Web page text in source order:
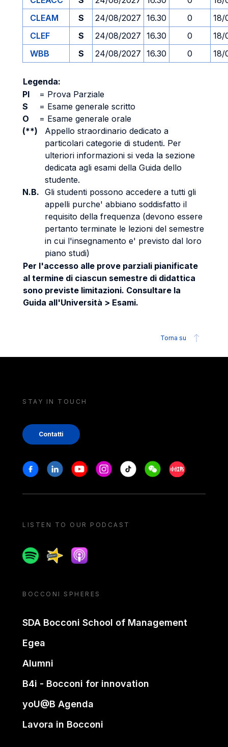
CLEAM
S 24/08/2027 16.30 0
18/
CLEF
S 24/08/2027 16.30 0
18/
WBB
S 24/08/2027 16.30 0 18/
Legenda:
PI
= Prova Parziale
S
= Esame generale scritto
O
= Esame generale orale
(**)
Appello straordinario dedicato a
particolari categorie di studenti. Per
ulteriori informazioni si veda la sezione
dedicata agli esami della Guida dello
studente.
N.B. Gli studenti possono accedere a tutti gli
appelli purche' abbiano soddisfatto il
requisito della frequenza (devono essere
pertanto terminate le lezioni del semestre
in cui l'insegnamento e' previsto dal loro
piano studi)
Per l'accesso alle prove parziali pianificate
al termine di ciascun semestre di didattica
sono previste limitazioni. Consultare la
Guida all'Università > Esami.
Torna su
STAY IN TOUCH
Contatti
Stay in touch
FacebookLinkedinYoutubeInstagram
Tiktok WeechatXiaohongshu/
LISTEN TO OUR PODCAST
SpotifySpreakerApple podcast
BOCCONI SPHERES
SDA Bocconi School of Management
Egea
Alumni
B4i - Bocconi for innovation
yoU@B Agenda
Lavora in Bocconi